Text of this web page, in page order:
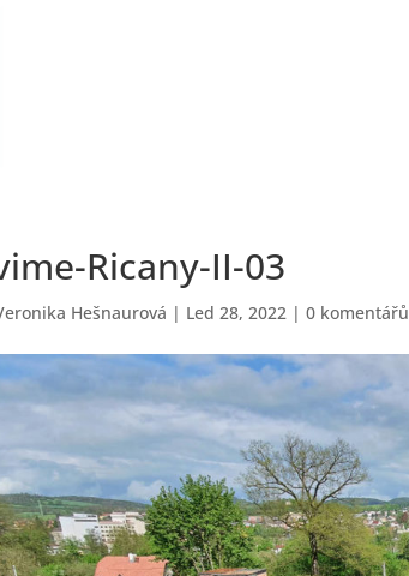
Ricany-II-03
Hešnaurová | Led 28, 2022 |0 komentářů